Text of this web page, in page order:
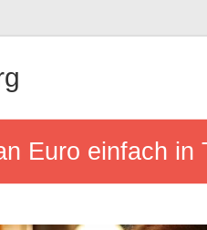
Euro einfach